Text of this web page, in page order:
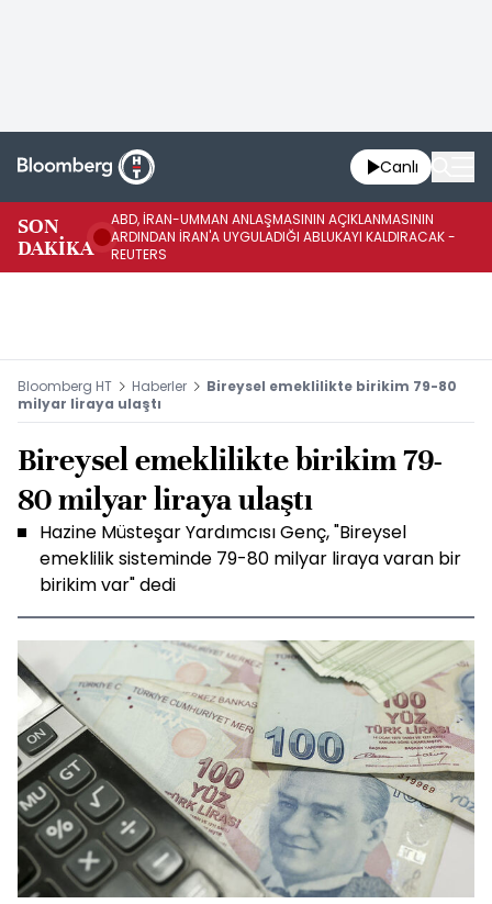
Canlı
SON
DAKİKA
ABD, İRAN-UMMAN ANLAŞMASININ AÇIKLANMASININ
ARDINDAN İRAN'A UYGULADIĞI ABLUKAYI KALDIRACAK -
REUTERS
Bloomberg HT Haberler
Bireysel emeklilikte birikim 79-80
milyar liraya ulaştı
Bireysel emeklilikte birikim 79-
80 milyar liraya ulaştı
Hazine Müsteşar Yardımcısı Genç, "Bireysel
emeklilik sisteminde 79-80 milyar liraya varan bir
birikim var" dedi